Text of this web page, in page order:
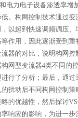
电力电子设备渗透率增
。构网控制技术通过变
以起到快速调频调压、
等作用，因此逐渐受到重
器的对比，说明构网控
网型变流器4类不同的
行了分析； 最后，通过
扰动后不同构网控制策
的优越性，然后探讨
响应的影响，为进一步